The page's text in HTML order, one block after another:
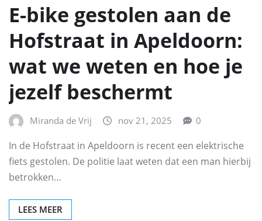
E-bike gestolen aan de
Hofstraat in Apeldoorn:
wat we weten en hoe je
jezelf beschermt
Miranda de Vrij nov 21, 2025 0
In de Hofstraat in Apeldoorn is recent een elektrische
fiets gestolen. De politie laat weten dat een man hierbij
betrokken…
LEES MEER